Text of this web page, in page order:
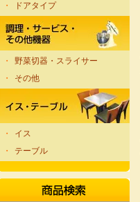
・
ドアタイプ
・
野菜切器・スライサー
・
その他
・
イス
・
テーブル